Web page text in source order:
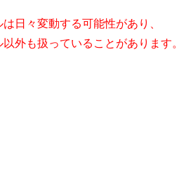
日々変動する可能性があり、
外も扱っていることがあります。